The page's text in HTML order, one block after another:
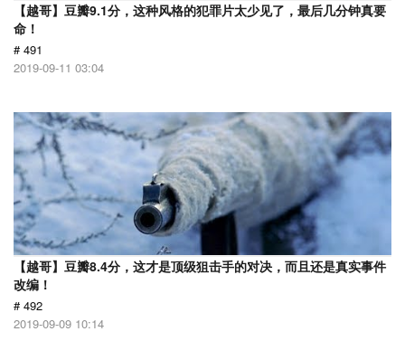
【越哥】豆瓣9.1分，这种风格的犯罪片太少见了，最后几分钟真要
命！
# 491
2019-09-11 03:04
【越哥】豆瓣8.4分，这才是顶级狙击手的对决，而且还是真实事件
改编！
# 492
2019-09-09 10:14